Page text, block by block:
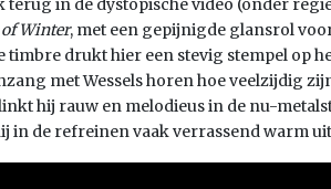
in de dystopische video (onder
of Winter, met een gepijnigde glansrol
timbre drukt hier een stevig stempel op
met Wessels horen hoe veelzijdig
hij rauw en melodieus in de nu-
de refreinen vaak verrassend warm